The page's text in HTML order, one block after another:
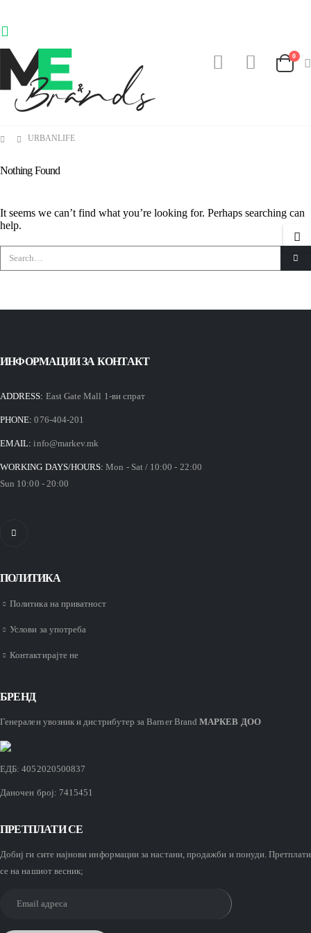
0
URBANLIFE
Nothing Found
It seems we can’t find what you’re looking for. Perhaps searching can
help.
ИНФОРМАЦИИ ЗА КОНТАКТ
ADDRESS: East Gate Mall 1-ви спрат
PHONE: 076-404-201
EMAIL: info@markev.mk
WORKING DAYS/HOURS: Mon - Sat / 10:00 - 22:00
Sun 10:00 - 20:00
ПОЛИТИКА
Политика на приватност
Услови за употреба
Контактирајте не
БРЕНД
Генерален увозник и дистрибутер за Barner BrandМАРКЕВ ДОО
ЕДБ: 4052020500837
Даночен број: 7415451
ПРЕТПЛАТИ СЕ
Добиј ги сите најнови информации за настани, продажби и понуди. Претплати
се на нашиот весник;